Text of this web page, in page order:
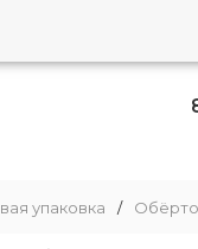
упаковка /